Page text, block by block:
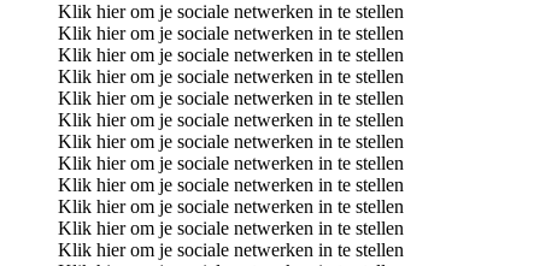
Klik hier om je sociale netwerken in te stellen
Klik hier om je sociale netwerken in te stellen
Klik hier om je sociale netwerken in te stellen
Klik hier om je sociale netwerken in te stellen
Klik hier om je sociale netwerken in te stellen
Klik hier om je sociale netwerken in te stellen
Klik hier om je sociale netwerken in te stellen
Klik hier om je sociale netwerken in te stellen
Klik hier om je sociale netwerken in te stellen
Klik hier om je sociale netwerken in te stellen
Klik hier om je sociale netwerken in te stellen
Klik hier om je sociale netwerken in te stellen